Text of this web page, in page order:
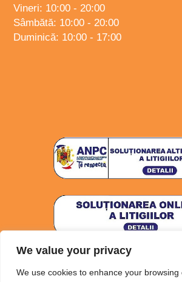
We value your privacy
We use cookies to enhance your
Vineri: 10:00 - 20:00
Sâmbătă: 10:00 - 20:00
Duminică: 10:00 - 17:00
Politica de confidențialitate